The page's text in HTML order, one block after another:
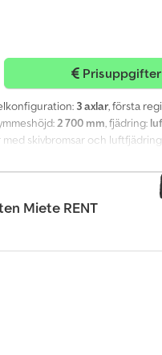
Prisuppgifter
3 axlar, första
2 700 mm, fjädring:
skivbromsar och
till 2024-01-30.
Miete RENT